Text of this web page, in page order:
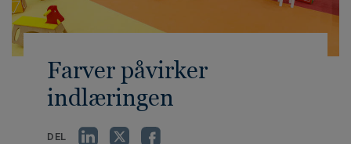
Farver påvirker
indlæringen
DEL